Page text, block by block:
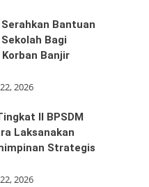
Bantuan
Bagi
Banjir
2026
II BPSDM
Laksanakan
Strategis
2026